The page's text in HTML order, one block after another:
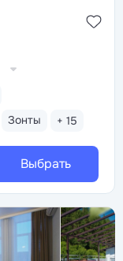
Зонты + 15
Выбрать